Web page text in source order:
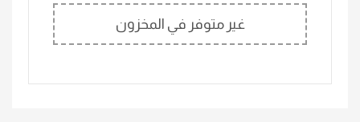
غير متوفر في المخزون